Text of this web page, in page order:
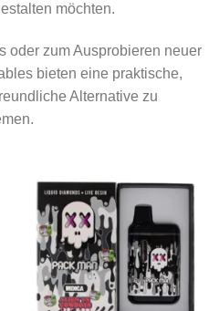
möchten.
oder zum Ausprobieren neuer
bieten eine praktische,
Alternative zu